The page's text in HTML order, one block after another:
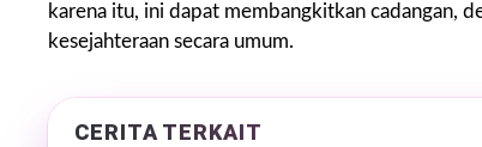
karena itu, ini dapat membangkitkan cadangan,
kesejahteraan secara umum.
CERITA TERKAIT